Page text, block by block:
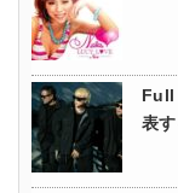
Full
表